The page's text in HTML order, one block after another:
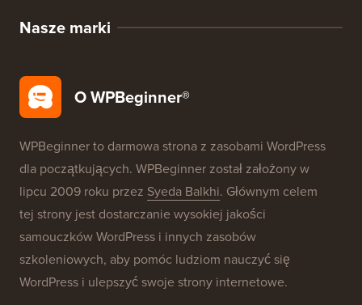
SEO WordPress
Darmowa konfiguracja bloga
Nasze marki
O WPBeginner®
WPBeginner to darmowa strona z zasobami WordPress